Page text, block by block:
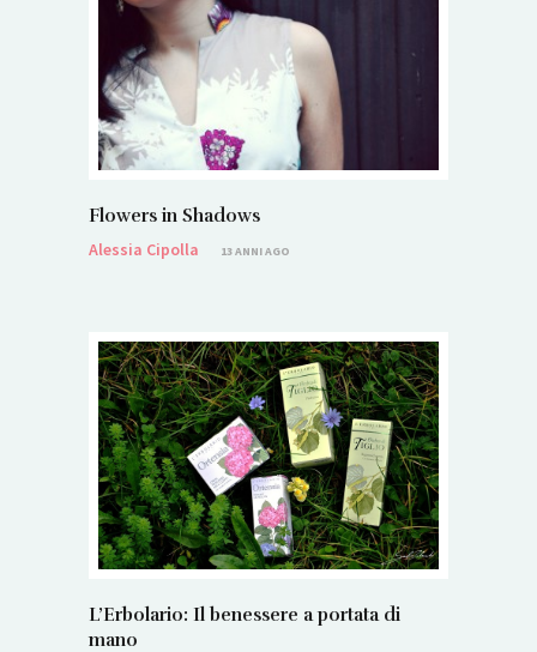
Flowers in Shadows
Alessia Cipolla
13 ANNI AGO
L’Erbolario: Il benessere a portata di
mano